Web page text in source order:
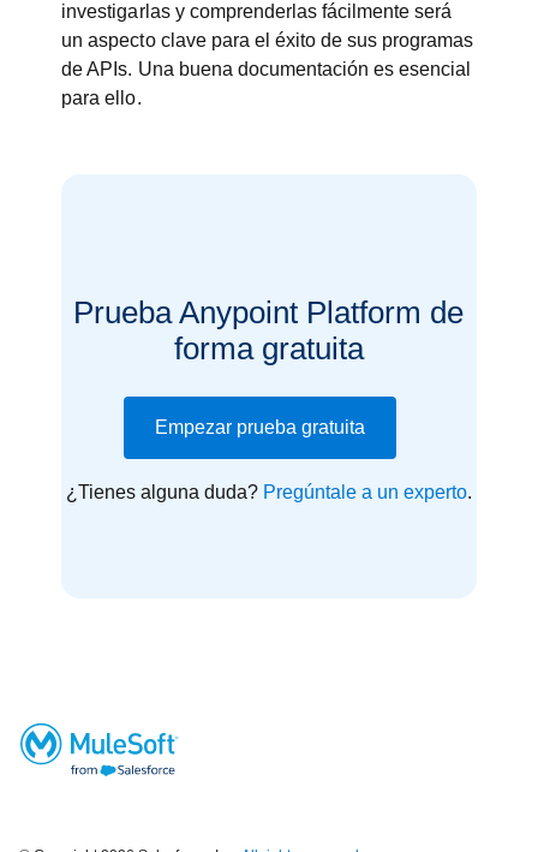
investigarlas y comprenderlas fácilmente será
un aspecto clave para el éxito de sus programas
de APIs. Una buena documentación es esencial
para ello.
Prueba Anypoint Platform de
forma gratuita
Empezar prueba gratuita
¿Tienes alguna duda? Pregúntale a un experto.